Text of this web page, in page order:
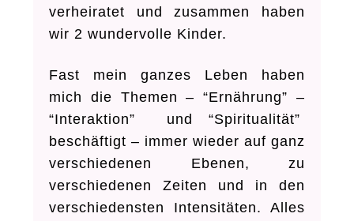
verheiratet und zusammen haben
wir 2 wundervolle Kinder.
Fast mein ganzes Leben haben
mich die Themen – “Ernährung” –
“Interaktion” und “Spiritualität”
beschäftigt – immer wieder auf ganz
verschiedenen Ebenen, zu
verschiedenen Zeiten und in den
verschiedensten Intensitäten. Alles